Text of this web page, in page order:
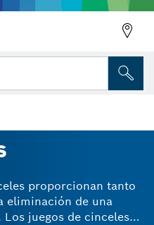
proporcionan tanto
eliminación de una
juegos de cinceles